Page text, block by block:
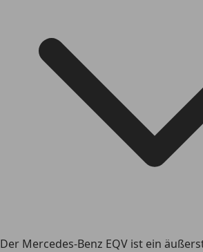
Der Mercedes-Benz EQV ist ein